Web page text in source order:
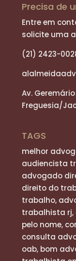
Precisa de
Entre em
solicite uma
(21) 2423-
Av.
Freguesia/
TAGS
melhor
audiencista
advogado
direito do
trabalho,
trabalhista
pelo nome,
consulta
oab, bom